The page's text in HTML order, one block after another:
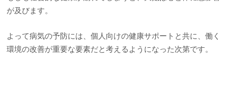
が及びます。
よって病気の予防には、個人向けの健康サポートと共に、働く
環境の改善が重要な要素だと考えるようになった次第です。